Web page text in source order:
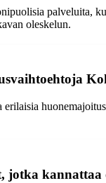
palveluita,
oleskelun.
kannattaa